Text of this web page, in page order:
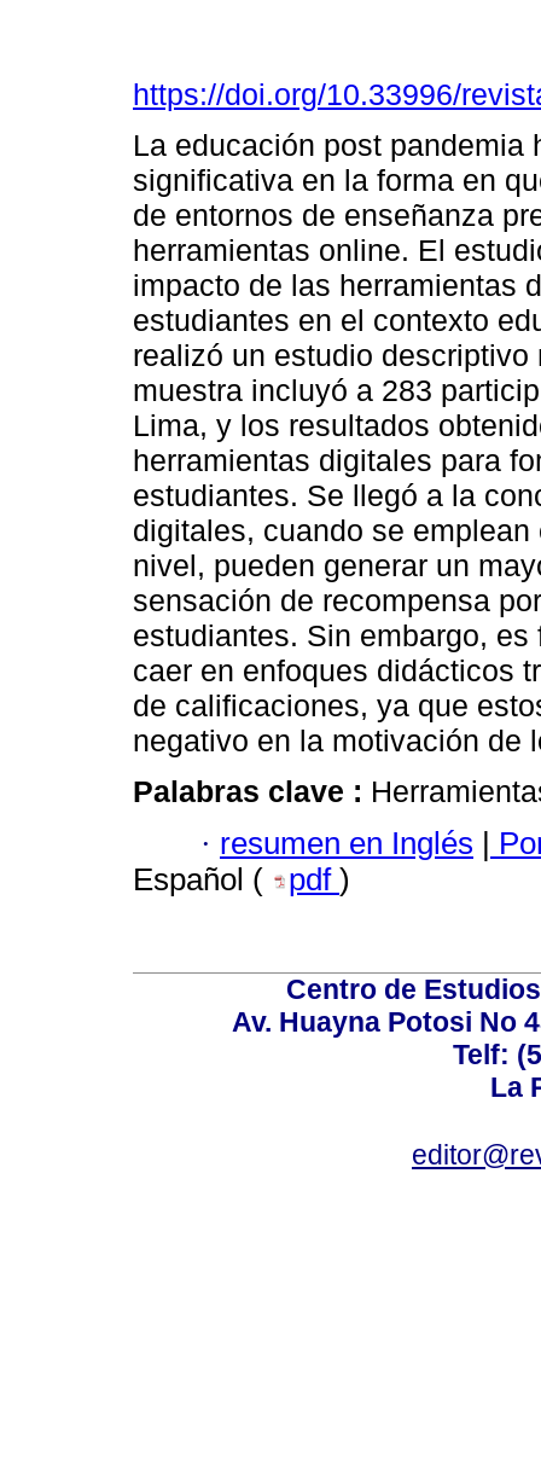
https://doi.org/10.33996/
La educación post pandemia
significativa en la forma en
de entornos de enseñanza
herramientas online. El
impacto de las herramientas
estudiantes en el contexto
realizó un estudio
muestra incluyó a 283
Lima, y los resultados
herramientas digitales para
estudiantes. Se llegó a la
digitales, cuando se
nivel, pueden generar un
sensación de recompensa
estudiantes. Sin embargo,
caer en enfoques didácticos
de calificaciones, ya que
negativo en la motivación de
Palabras clave :
· resumen en Inglés |
Español (
pdf )
Centro de
Av. Huayna Potosi No
Telf:
La